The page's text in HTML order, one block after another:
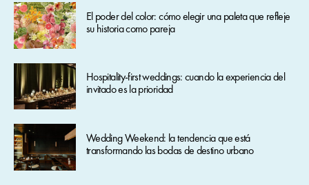
El poder del color: cómo elegir una paleta que refleje
su historia como pareja
Hospitality-first weddings: cuando la experiencia del
invitado es la prioridad
Wedding Weekend: la tendencia que está
transformando las bodas de destino urbano